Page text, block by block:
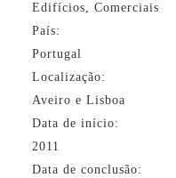
Edifícios, Comerciais
País:
Portugal
Localização:
Aveiro e Lisboa
Data de início:
2011
Data de conclusão: